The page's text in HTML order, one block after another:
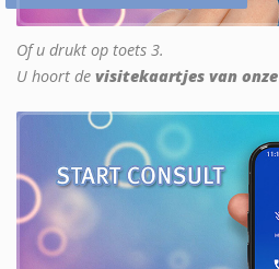
Of u drukt op toets 3.
U hoort de visitekaartjes van